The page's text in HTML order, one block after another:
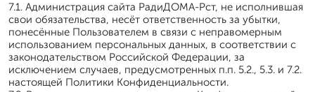
7.1. Администрация сайта РадиДОМА-Рст, не исполнившая
свои обязательства, несёт ответственность за убытки,
понесённые Пользователем в связи с неправомерным
использованием персональных данных, в соответствии с
законодательством Российской Федерации, за
исключением случаев, предусмотренных п.п. 5.2., 5.3. и 7.2.
настоящей Политики Конфиденциальности.